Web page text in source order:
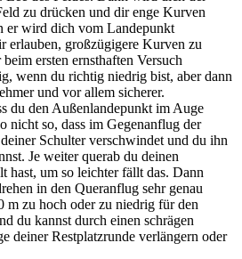
zu drücken und dir enge Kurven
er wird dich vom Landepunkt
erlauben, großzügigere Kurven zu
ersten ernsthaften Versuch
wenn du richtig niedrig bist, aber dann
und vor allem sicherer.
du den Außenlandepunkt im Auge
nicht so, dass im Gegenanflug der
Schulter verschwindet und du ihn
Je weiter querab du deinen
hast, um so leichter fällt das. Dann
in den Queranflug sehr genau
m zu hoch oder zu niedrig für den
du kannst durch einen schrägen
deiner Restplatzrunde verlängern oder